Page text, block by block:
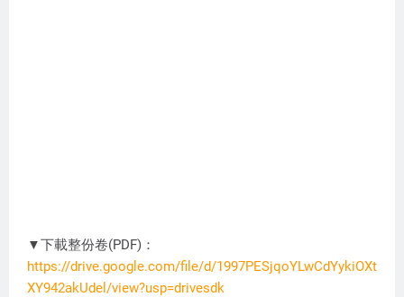
▼下載整份卷(PDF)：
https://drive.google.com/file/d/1997PESjqoYLwCdYykiOXt
XY942akUdel/view?usp=drivesdk